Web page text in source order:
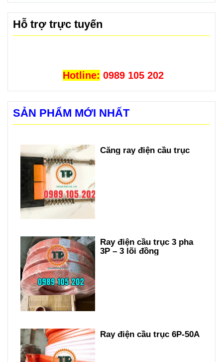
Hỗ trợ trực tuyến
Hotline: 0989 105 202
SẢN PHẨM MỚI NHẤT
Căng ray điện cầu trục
Ray điện cầu trục 3 pha
3P – 3 lõi đồng
Ray điện cầu trục 6P-50A